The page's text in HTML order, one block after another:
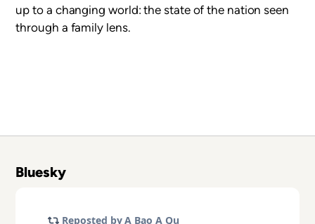
up to a changing world: the state of the nation seen
through a family lens.
Bluesky